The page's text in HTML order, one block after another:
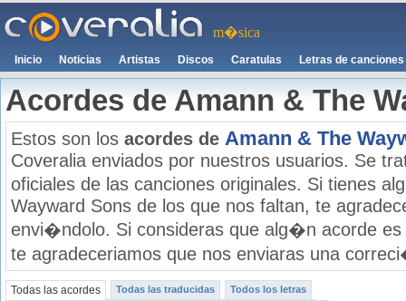
m�sica
Inicio Noticias Artistas Discos Caratulas Letras de canciones
Acordes de Amann & The
Estos son los acordes de Amann & The
Coveralia enviados por nuestros usuarios. Se
oficiales de las canciones originales. Si tienes
Wayward Sons de los que nos faltan, te
envi�ndolo. Si consideras que alg�n acorde es
te agradeceriamos que nos enviaras una
Todas las acordes Todas las traducidas Todos los letras